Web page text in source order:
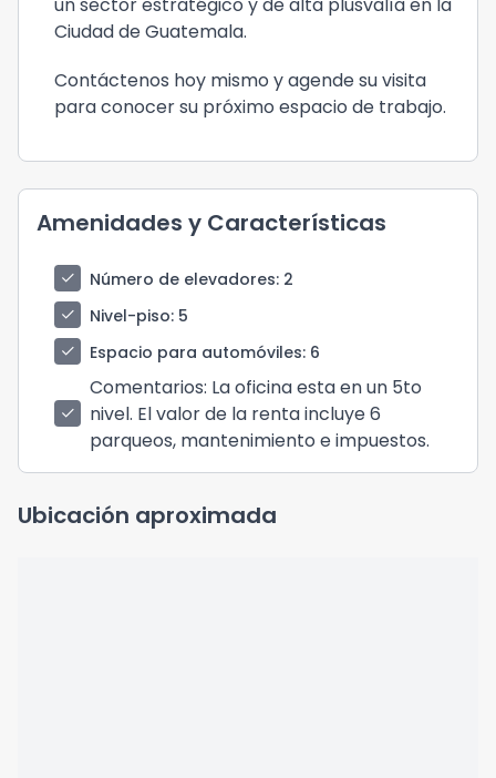
Ciudad de Guatemala.
Contáctenos hoy mismo y agende su visita
para conocer su próximo espacio de trabajo.
Amenidades y Características
check Número de elevadores: 2
check
Nivel-piso: 5
check
Espacio para automóviles: 6
check
Comentarios: La oficina esta en un 5to
nivel. El valor de la renta incluye 6
parqueos, mantenimiento e impuestos.
Ubicación aproximada